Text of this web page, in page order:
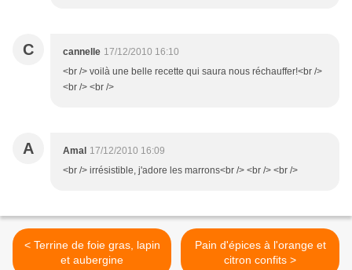
C cannelle 17/12/2010 16:10
<br /> voilà une belle recette qui saura nous réchauffer!<br />
<br /> <br />
A Amal 17/12/2010 16:09
<br /> irrésistible, j'adore les marrons<br /> <br /> <br />
< Terrine de foie gras, lapin
et aubergine
Pain d'épices à l'orange et
citron confits >